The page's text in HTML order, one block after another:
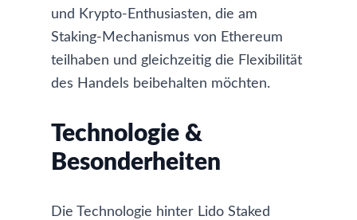
und Krypto-Enthusiasten, die am
Staking-Mechanismus von Ethereum
teilhaben und gleichzeitig die Flexibilität
des Handels beibehalten möchten.
Technologie &
Besonderheiten
Die Technologie hinter Lido Staked